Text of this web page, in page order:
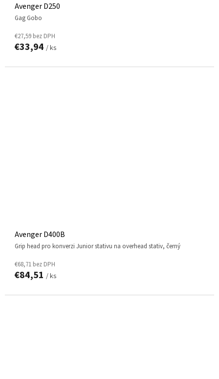
Avenger D250
Gag Gobo
€27,59 bez DPH
€33,94 / ks
Avenger D400B
Grip head pro konverzi Junior stativu na overhead stativ, černý
€68,71 bez DPH
€84,51 / ks